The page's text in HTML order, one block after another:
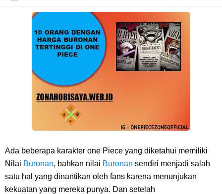
7 Fakta Franky One Piece, Pernah Dapat Tawaran Buah Iblis Mera
Mera No Mi
Profil Anwar Hafid, Politisi Yang Mernjadi Gubernur Provinsi Sulawesi
Resep Pesmol Ikan Mas, Makanan Khas Sunda Dengan Rasa Yang
Arti Bendera Barbados, Negara Kepulauan Yang Terletak Di Kawasan
Ada beberapa karakter one Piece yang diketahui memiliki
Nilai Buronan, bahkan nilai Buronan sendiri menjadi salah
satu hal yang dinantikan oleh fans karena menunjukan
kekuatan yang mereka punya. Dan setelah